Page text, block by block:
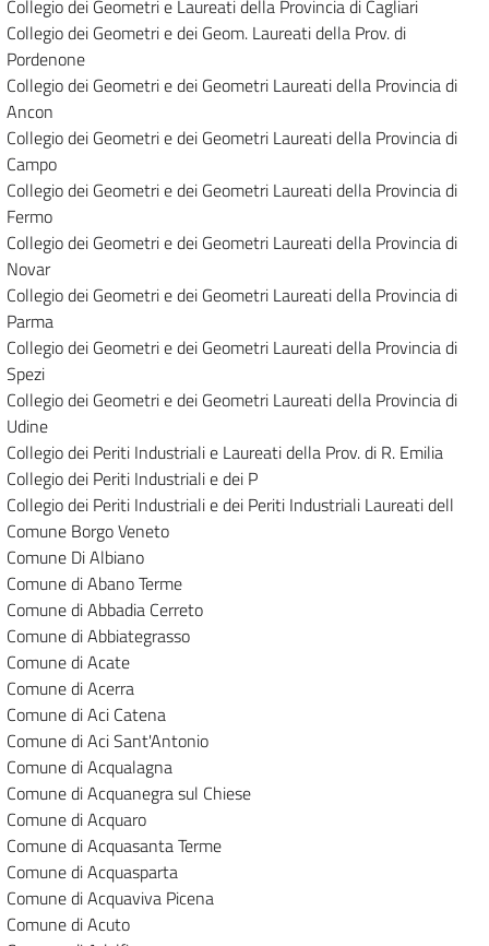
Collegio dei Geometri e Laureati della Provincia di Cagliari
Collegio dei Geometri e dei Geom. Laureati della Prov. di
Pordenone
Collegio dei Geometri e dei Geometri Laureati della Provincia di
Ancon
Collegio dei Geometri e dei Geometri Laureati della Provincia di
Campo
Collegio dei Geometri e dei Geometri Laureati della Provincia di
Fermo
Collegio dei Geometri e dei Geometri Laureati della Provincia di
Novar
Collegio dei Geometri e dei Geometri Laureati della Provincia di
Parma
Collegio dei Geometri e dei Geometri Laureati della Provincia di
Spezi
Collegio dei Geometri e dei Geometri Laureati della Provincia di
Udine
Collegio dei Periti Industriali e Laureati della Prov. di R. Emilia
Collegio dei Periti Industriali e dei P
Collegio dei Periti Industriali e dei Periti Industriali Laureati dell
Comune Borgo Veneto
Comune Di Albiano
Comune di Abano Terme
Comune di Abbadia Cerreto
Comune di Abbiategrasso
Comune di Acate
Comune di Acerra
Comune di Aci Catena
Comune di Aci Sant'Antonio
Comune di Acqualagna
Comune di Acquanegra sul Chiese
Comune di Acquaro
Comune di Acquasanta Terme
Comune di Acquasparta
Comune di Acquaviva Picena
Comune di Acuto